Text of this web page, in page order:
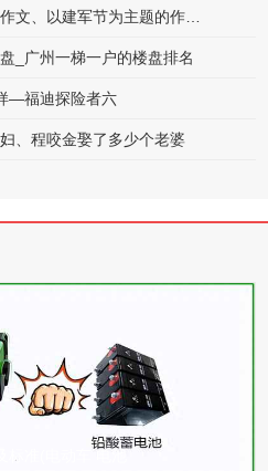
_广州一梯一户的楼盘排名
—福迪探险者六
、程咬金娶了多少个老婆
准(电动车 电池